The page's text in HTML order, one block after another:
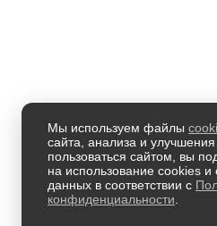
Мы используем файлы
сайта, анализа и
пользоваться сайтом, вы
на использование cookies
данных в соответствии с
конфиденциальности